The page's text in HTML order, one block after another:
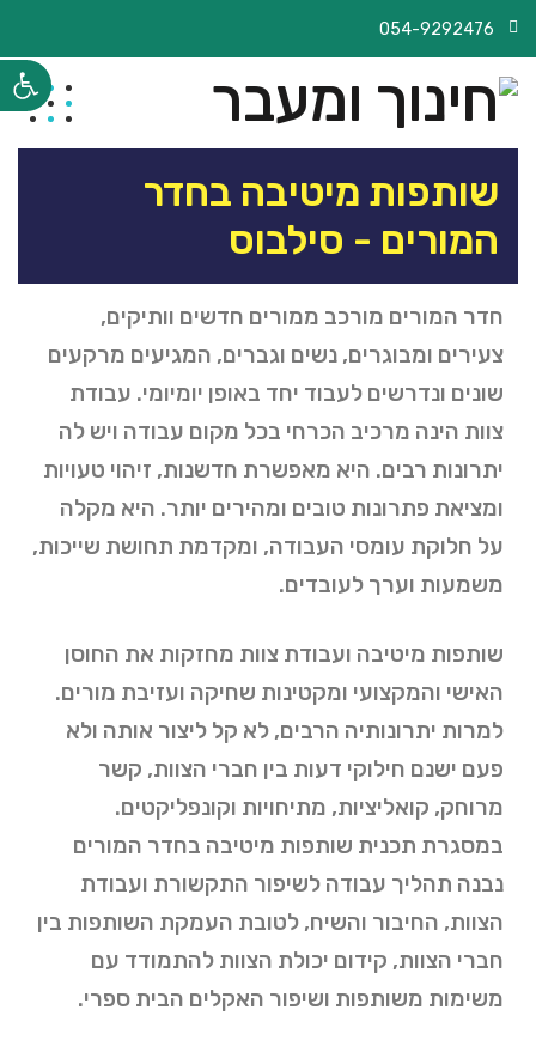
054-9292476
שותפות מיטיבה בחדר
המורים - סילבוס
חדר המורים מורכב ממורים חדשים וותיקים,
צעירים ומבוגרים, נשים וגברים, המגיעים מרקעים
שונים ונדרשים לעבוד יחד באופן יומיומי. עבודת
צוות הינה מרכיב הכרחי בכל מקום עבודה ויש לה
יתרונות רבים. היא מאפשרת חדשנות, זיהוי טעויות
ומציאת פתרונות טובים ומהירים יותר. היא מקלה
על חלוקת עומסי העבודה, ומקדמת תחושת שייכות,
משמעות וערך לעובדים.
שותפות מיטיבה ועבודת צוות מחזקות את החוסן
האישי והמקצועי ומקטינות שחיקה ועזיבת מורים.
למרות יתרונותיה הרבים, לא קל ליצור אותה ולא
פעם ישנם חילוקי דעות בין חברי הצוות, קשר
מרוחק, קואליציות, מתיחויות וקונפליקטים.
במסגרת תכנית שותפות מיטיבה בחדר המורים
נבנה תהליך עבודה לשיפור התקשורת ועבודת
הצוות, החיבור והשיח, לטובת העמקת השותפות בין
חברי הצוות, קידום יכולת הצוות להתמודד עם
משימות משותפות ושיפור האקלים הבית ספרי.